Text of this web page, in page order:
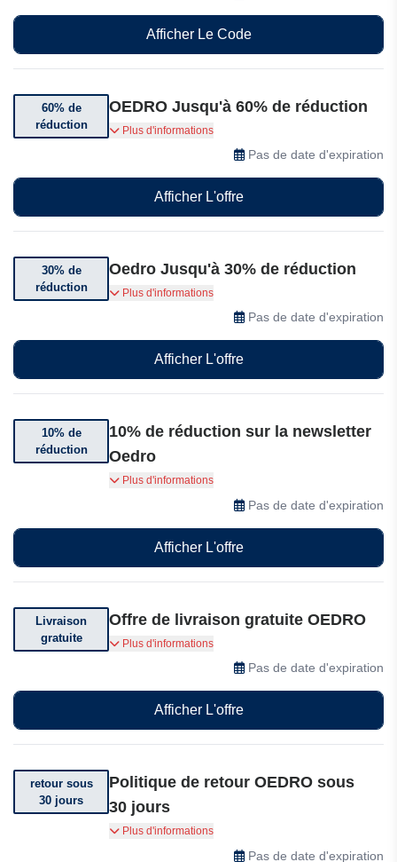
Afficher Le Code
60% de
réduction
OEDRO Jusqu'à 60% de réduction
Obtenez jusqu'à 60% de réduction sur une
Plus d'informations
Pas de date d'expiration
Afficher L'offre
30% de
réduction
Oedro Jusqu'à 30% de réduction
Obtenez jusqu'à 30% de réduction sur une
Plus d'informations
Pas de date d'expiration
Afficher L'offre
10% de
réduction
10% de réduction sur la newsletter
Oedro
Abonnez-vous et obtenez 10% de réduction sur
votre première commande
Plus d'informations
Pas de date d'expiration
Afficher L'offre
Livraison
gratuite
Offre de livraison gratuite OEDRO
Obtenez la livraison gratuite sur votre
Plus d'informations
Pas de date d'expiration
Afficher L'offre
retour sous
30 jours
Politique de retour OEDRO sous
30 jours
Vous pouvez retourner votre commande dans
les 30 jours suivant sa réception
Plus d'informations
Pas de date d'expiration